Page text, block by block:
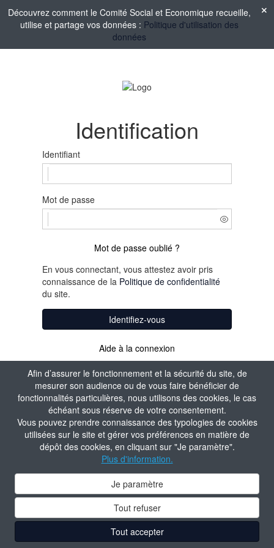
Afin d’assurer le fonctionnement et la sécurité du site, de
mesurer son audience ou de vous faire bénéficier de
fonctionnalités particulières, nous utilisons des cookies, le cas
échéant sous réserve de votre consentement.
Vous pouvez prendre connaissance des typologies de cookies
utilisées sur le site et gérer vos préférences en matière de
dépôt des cookies, en cliquant sur "Je paramètre".
Plus d'information.
Je paramètre
Tout refuser
Tout accepter
Découvrez comment le Comité Social et Economique recueille,
utilise et partage vos données : Politique d'utilisation des
données
Identification
Identifiant
Mot de passe
Mot de passe oublié ?
En vous connectant, vous attestez avoir pris
connaissance de la Politique de confidentialité
du site.
Identifiez-vous
Aide à la connexion